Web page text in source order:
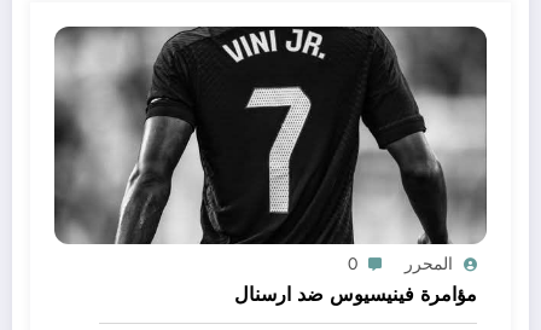
المحرر 0
مؤامرة فينيسيوس ضد ارسنال